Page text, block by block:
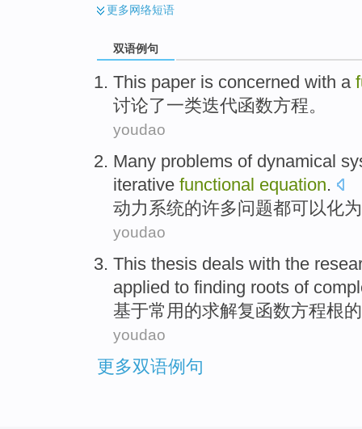
更多网络短语
双语例句
This paper is concerned with a
讨论了一类迭代函数方程。
youdao
Many problems of dynamical
iterative functional equation.
动力 系统的许多问题都可以化为
youdao
This thesis deals with the
applied to finding roots of
基于常用 的求解复函数方程根的
youdao
更多双语例句